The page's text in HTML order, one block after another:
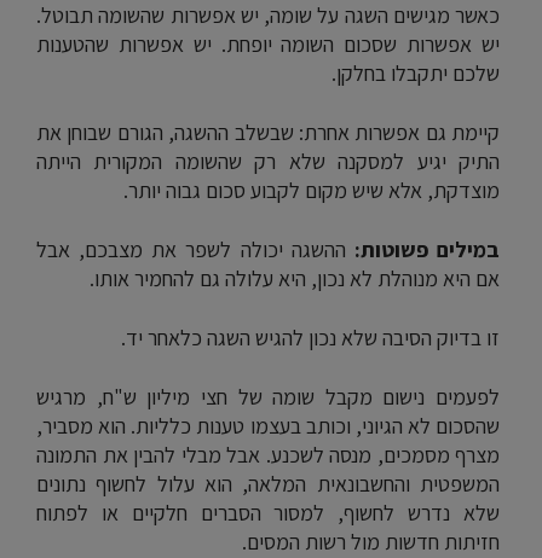
כאשר מגישים השגה על שומה, יש אפשרות שהשומה תבוטל.
יש אפשרות שסכום השומה יופחת. יש אפשרות שהטענות
שלכם יתקבלו בחלקן.
קיימת גם אפשרות אחרת: שבשלב ההשגה, הגורם שבוחן את
התיק יגיע למסקנה שלא רק שהשומה המקורית הייתה
מוצדקת, אלא שיש מקום לקבוע סכום גבוה יותר.
במילים פשוטות: ההשגה יכולה לשפר את מצבכם, אבל
אם היא מנוהלת לא נכון, היא עלולה גם להחמיר אותו.
זו בדיוק הסיבה שלא נכון להגיש השגה כלאחר יד.
לפעמים נישום מקבל שומה של חצי מיליון ש"ח, מרגיש
שהסכום לא הגיוני, וכותב בעצמו טענות כלליות. הוא מסביר,
מצרף מסמכים, מנסה לשכנע. אבל מבלי להבין את התמונה
המשפטית והחשבונאית המלאה, הוא עלול לחשוף נתונים
שלא נדרש לחשוף, למסור הסברים חלקיים או לפתוח
חזיתות חדשות מול רשות המסים.